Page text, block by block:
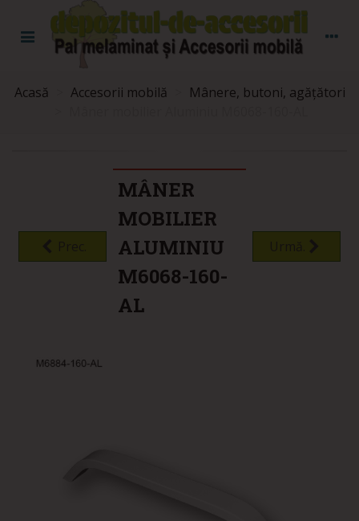
Acasă Accesorii mobilă
Mânere, butoni, agățători
MÂNER
MOBILIER
ALUMINIU
M6068-160-
AL